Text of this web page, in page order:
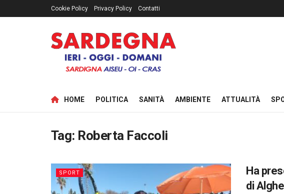
Cookie Policy Privacy Policy Contatti
HOME POLITICA SANITÀ AMBIENTE ATTUALITÀ
Tag: Roberta Faccoli
SPORT
Ha
di